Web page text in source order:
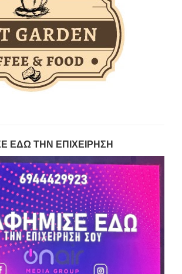
ΕΔΩ ΤΗΝ ΕΠΙΧΕΙΡΗΣΗ